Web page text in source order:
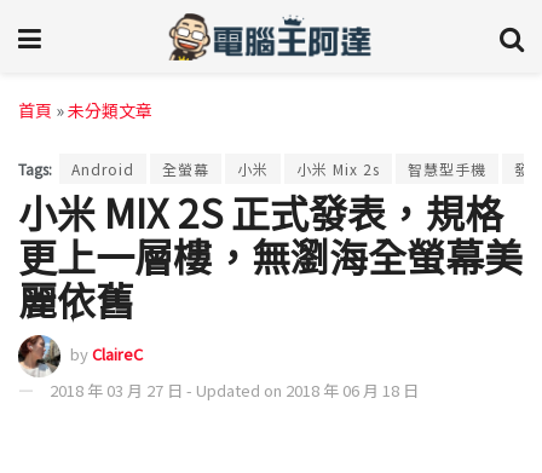
首頁 »未分類文章
Tags: Android 全螢幕 小米 小米 Mix 2s 智慧型手機 發
小米 MIX 2S 正式發表，規格
更上一層樓，無瀏海全螢幕美
麗依舊
byClaireC
2018 年 03 月 27 日 - Updated on 2018 年 06 月 18 日